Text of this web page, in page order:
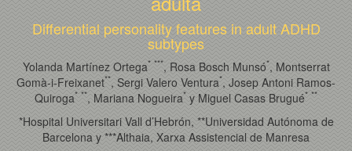
Differential personality features in adult ADHD
subtypes
Yolanda Martínez Ortega* ***, Rosa Bosch Munsó*, Montserrat
Gomà-i-Freixanet**, Sergi Valero Ventura*, Josep Antoni Ramos-
Quiroga* **, Mariana Nogueira* y Miguel Casas Brugué* **
*Hospital Universitari Vall d’Hebrón, **Universidad Autónoma de
Barcelona y ***Althaia, Xarxa Assistencial de Manresa